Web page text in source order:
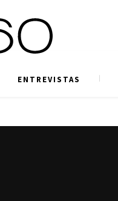
ENTREVISTAS